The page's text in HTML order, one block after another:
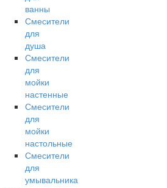
ванны
Смесители
для
душа
Смесители
для
мойки
настенные
Смесители
для
мойки
настольные
Смесители
для
умывальника